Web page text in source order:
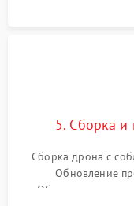
5. Сборка и
Сборка дрона с
Обновление
Обязательная